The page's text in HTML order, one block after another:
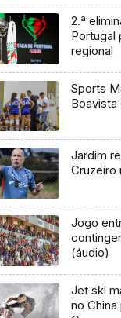
2.ª
Portugal
regional
Sports
Boavista
Jardim
Cruzeiro
Jogo
(áudio)
Jet ski
no